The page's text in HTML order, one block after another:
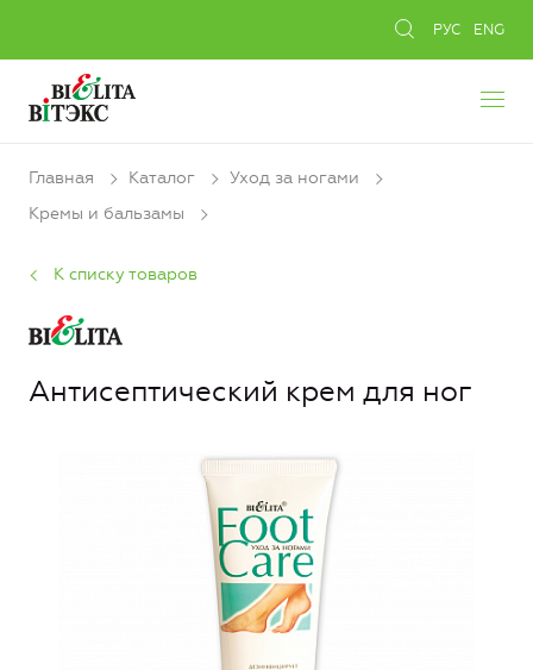
РУС ENG
Главная Каталог
Уход за ногами
Кремы и бальзамы
К списку товаров
Антисептический крем для ног